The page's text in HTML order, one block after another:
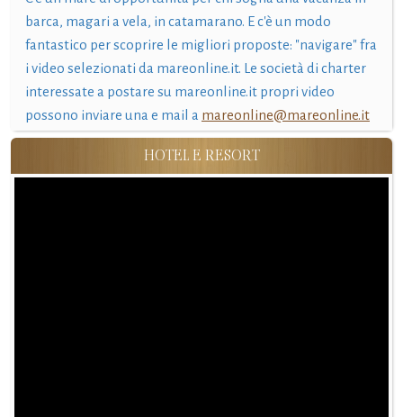
barca, magari a vela, in catamarano. E c'è un modo
fantastico per scoprire le migliori proposte: "navigare" fra
i video selezionati da mareonline.it. Le società di charter
interessate a postare su mareonline.it propri video
possono inviare una e mail a mareonline@mareonline.it
HOTEL E RESORT